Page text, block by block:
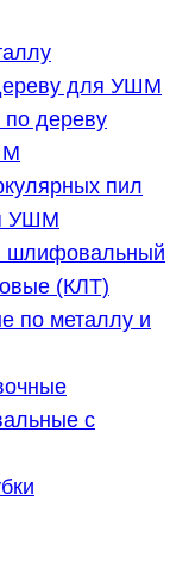
для УШМ
по дереву
пил
УШМ
шлифовальный
(КЛТ)
по металлу и
с